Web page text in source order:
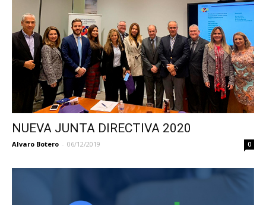
NUEVA JUNTA DIRECTIVA 2020
Alvaro Botero - 06/12/2019 0